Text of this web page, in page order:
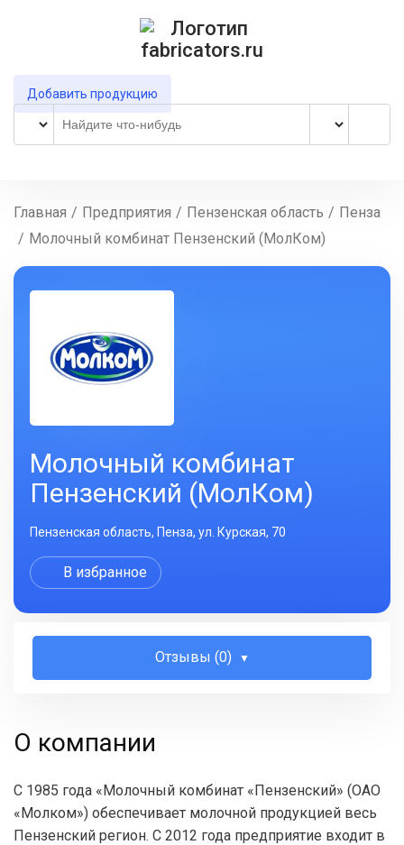
Добавить продукцию
Главная / Предприятия / Пензенская область / Пенза
/ Молочный комбинат Пензенский (МолКом)
Молочный комбинат
Пензенский (МолКом)
Пензенская область, Пенза, ул. Курская, 70
В избранное
Отзывы (0)
О компании
С 1985 года «Молочный комбинат «Пензенский» (ОАО
«Молком») обеспечивает молочной продукцией весь
Пензенский регион. С 2012 года предприятие входит в